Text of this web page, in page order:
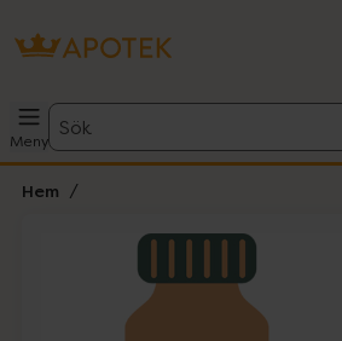
Meny
Sök
Hem
Lista: . Innehåller 1 objekt.